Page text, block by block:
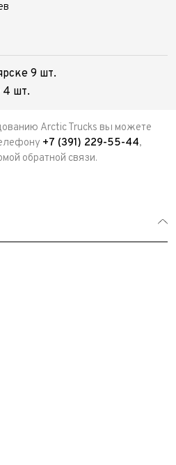
9 шт.
4 шт.
Arctic Trucks вы можете
+7 (391) 229-55-44,
обратной связи.